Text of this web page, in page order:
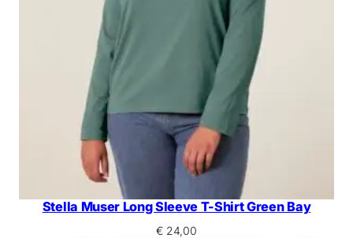
Stella Muser Long Sleeve T-Shirt Green Bay
€24,00